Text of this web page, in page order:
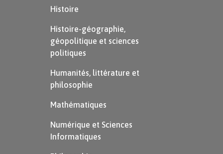
européenne, il est décidé de se
reconcentrer sur les projets de
coopération économique. C’est dans
cette perspective qu’est créé l’Euratom
(ou CEEA, Communauté européenne de
l’énergie atomique).
Histoire
Histoire-géographie,
géopolitique et sciences
politiques
Humanités, littérature et
philosophie
Mathématiques
Numérique et Sciences
Informatiques